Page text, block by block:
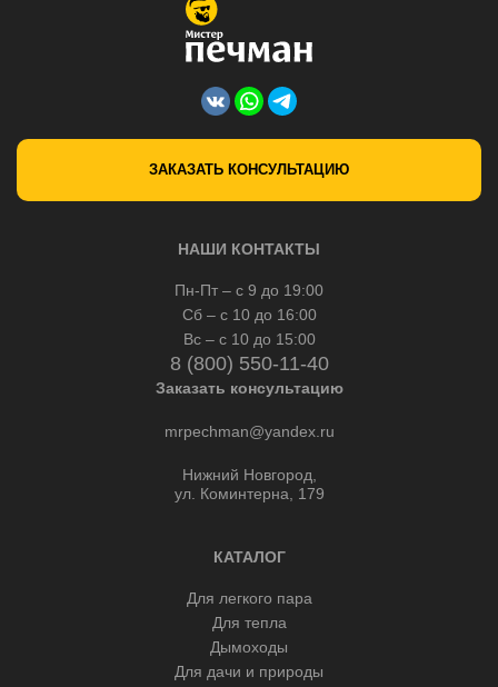
ЗАКАЗАТЬ КОНСУЛЬТАЦИЮ
НАШИ КОНТАКТЫ
Пн-Пт – с 9 до 19:00
Сб – с 10 до 16:00
Вс – с 10 до 15:00
8 (800) 550-11-40
Заказать консультацию
mrpechman@yandex.ru
Нижний Новгород,
ул. Коминтерна, 179
КАТАЛОГ
Для легкого пара
Для тепла
Дымоходы
Для дачи и природы